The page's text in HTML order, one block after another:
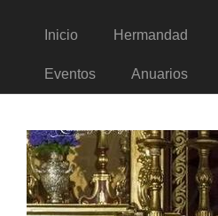
Inicio Hermandad
Eventos Anuarios